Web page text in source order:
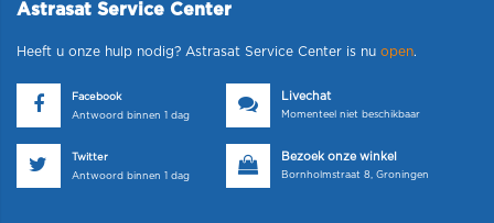
Astrasat Service Center
Heeft u onze hulp nodig? Astrasat Service Center is nu open.
Facebook
Antwoord binnen 1 dag
Livechat
Momenteel niet beschikbaar
Twitter
Antwoord binnen 1 dag
Bezoek onze winkel
Bornholmstraat 8, Groningen